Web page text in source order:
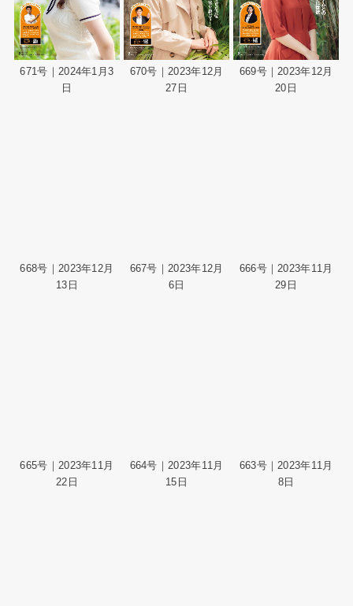
671号｜2024年1月3
日
670号｜2023年12月
27日
669号｜2023年12月
20日
668号｜2023年12月
13日
667号｜2023年12月
6日
666号｜2023年11月
29日
665号｜2023年11月
22日
664号｜2023年11月
15日
663号｜2023年11月
8日